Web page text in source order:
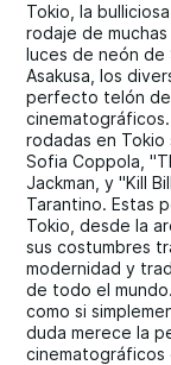
Tokio, la
rodaje de
luces de neón de
Asakusa, los
perfecto telón
rodadas en
Sofia Coppola,
Jackman, y "Kill
Tarantino. Estas
Tokio, desde la
sus costumbres
modernidad y
de todo el
como si
duda merece la
cinematográficos